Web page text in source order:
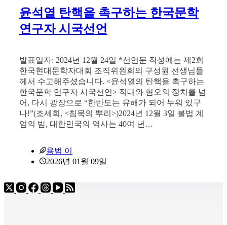
윤석열 탄핵을 촉구하는 한국문학
연구자 시국선언
발표일자: 2024년 12월 24일 *선언문 작성에는 제2회
한국현대문학자대회 조직위원회의 구성원 선생님들
께서 수고해주셨습니다. <윤석열의 탄핵을 촉구하는
한국문학 연구자 시국선언> 적대와 혐오의 정치를 넘
어, 다시 광장으로 “한반도는 유해가 되어 누워 있구
나!”(조세희, <침묵의 뿌리>)2024년 12월 3일 불법 계
엄의 밤, 대한민국의 역사는 40여 년…
용범 이
2026년 01월 09일